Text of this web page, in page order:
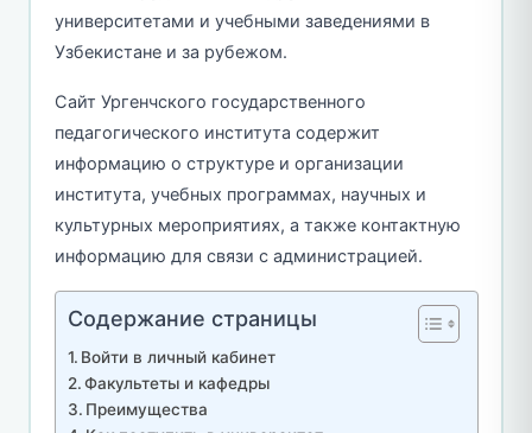
университетами и учебными заведениями в
Узбекистане и за рубежом.
Сайт Ургенчского государственного
педагогического института содержит
информацию о структуре и организации
института, учебных программах, научных и
культурных мероприятиях, а также контактную
информацию для связи с администрацией.
Содержание страницы
Войти в личный кабинет
Факультеты и кафедры
Преимущества